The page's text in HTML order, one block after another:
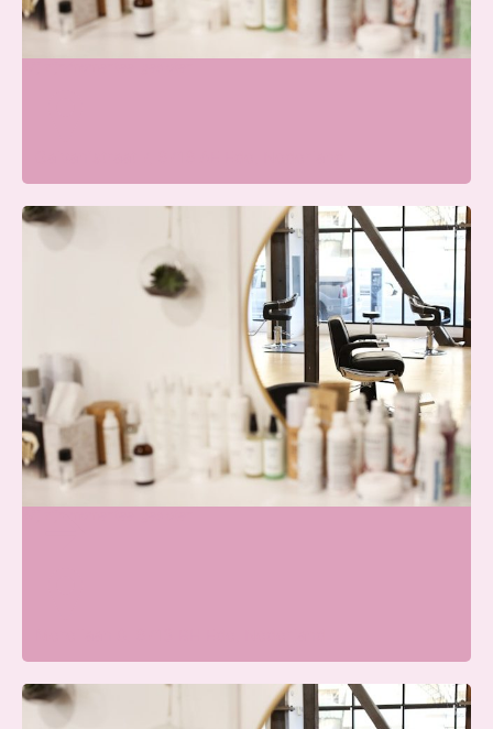
Skin & Glow Atelier Ede
Beauty Center Renaat |
Schoonheidssalon Ede